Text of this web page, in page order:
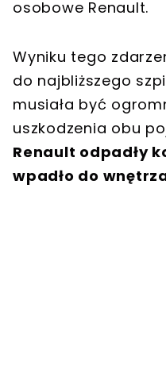
osobowe Renault.
Wyniku tego
do najbliższego
musiała być
uszkodzenia obu
Renault odpadły
wpadło do